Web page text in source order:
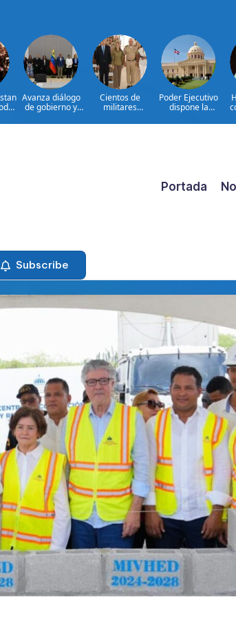
Avanza diálogo
de gobierno y
oposición en
Cientos de
militares
consulta nacional
Poder Ejecutivo
dispone la
dos dominicanos
Portada
Subscribe